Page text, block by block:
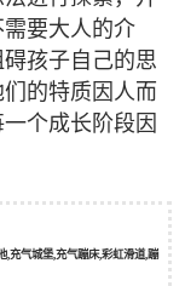
要大人的介
孩子自己的思
的特质因人而
个成长阶段因
,充气城堡,充气蹦床,彩虹滑道,蹦